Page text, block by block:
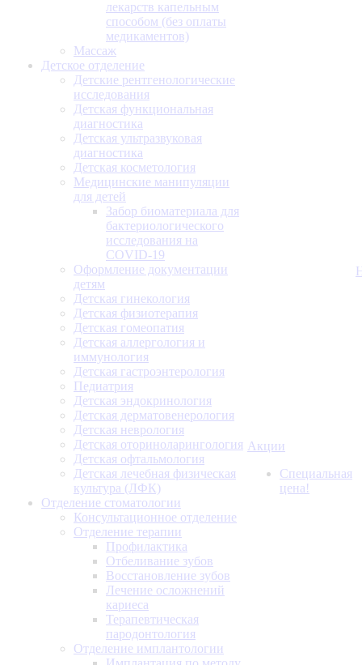
лекарств капельным
способом (без оплаты
медикаментов)
Массаж
Детское отделение
Детские рентгенологические
исследования
Детская функциональная
диагностика
Детская ультразвуковая
диагностика
Детская косметология
Медицинские манипуляции
для детей
Забор биоматериала для
бактериологического
исследования на
COVID-19
Оформление документации
детям
Детская гинекология
Детская физиотерапия
Детская гомеопатия
Детская аллергология и
иммунология
Детская гастроэнтерология
Педиатрия
Детская эндокринология
Детская дерматовенерология
Детская неврология
Детская оториноларингология
Детская офтальмология
Детская лечебная физическая
культура (ЛФК)
Отделение стоматологии
Консультационное отделение
Отделение терапии
Профилактика
Отбеливание зубов
Восстановление зубов
Лечение осложнений
кариеса
Терапевтическая
пародонтология
Отделение имплантологии
Акции
Специальная
цена!